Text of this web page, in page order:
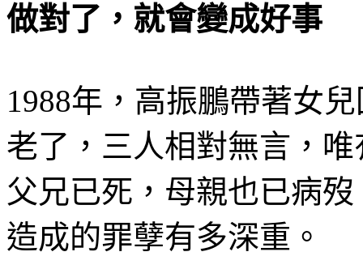
做對了，就會變成好事
1988年，高振鵬帶著女
老了，三人相對無言，
父兄已死，母親也已病
造成的罪孽有多深重。